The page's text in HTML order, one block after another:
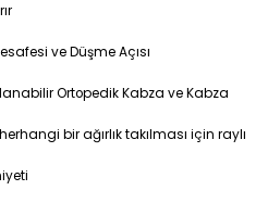
ve Düşme Açısı
Ortopedik Kabza ve Kabza
bir ağırlık takılması için raylı